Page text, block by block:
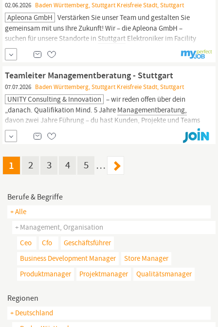
02.06.2026 Baden Württemberg, Stuttgart Kreisfreie Stadt, Stuttgart
Apleona GmbH Verstärken Sie unser Team und gestalten Sie
gemeinsam mit uns Ihre Zukunft! Wir – die Apleona GmbH –
suchen für unsere Standorte in Stuttgart Elektroniker im Facility
Management
(w/m/d) in
- JobID 23769 in Teilzeit oder
Vollzeit Das machen Sie bei uns: Als Elektroniker im Facility
Teamleiter Managementberatung - Stuttgart
07.07.2026 Baden Württemberg, Stuttgart Kreisfreie Stadt, Stuttgart
UNITY Consulting & Innovation – wir reden offen über dein
„danach. Qualifikation Mind. 5 Jahre Managementberatung,
davon zwei Jahre Führung – du hast Kunden, Projekte und Teams
souverän geleitet. Führung ist deine Motivation, nicht dein
Nebenjob: Du entwickelst Menschen gern und willst dich selbst
komplexe Inhalte...
1 2 3 4 5 …
Berufe & Begriffe
+ Alle
+ Management, Organisation
Ceo
Cfo
Geschäftsführer
Business Development Manager
Store Manager
Produktmanager
Projektmanager Qualitätsmanager
Regionen
+ Deutschland